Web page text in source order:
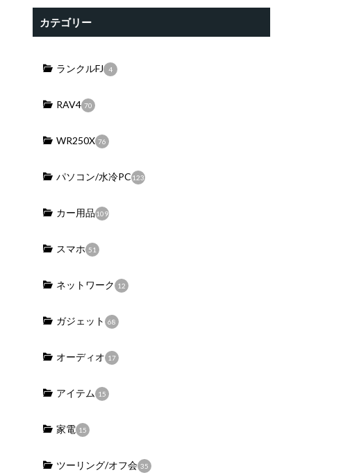
カテゴリー
ランクルFJ 4
RAV4 70
WR250X 76
パソコン/水冷PC 123
カー用品 109
スマホ 51
ネットワーク 12
ガジェット 68
オーディオ 17
アイテム 15
家電 15
ツーリング/オフ会 35